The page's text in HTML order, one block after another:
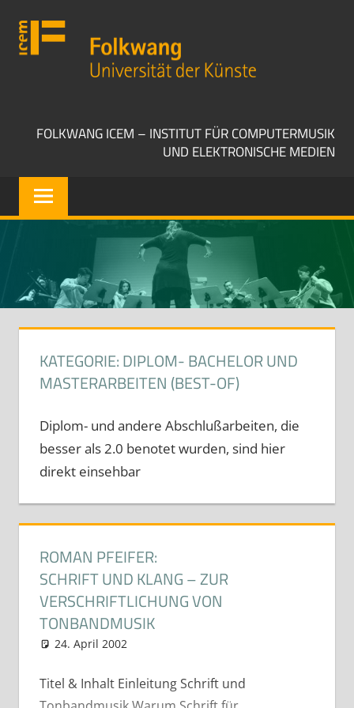
Inhalt
springen
FOLKWANG ICEM – INSTITUT FÜR COMPUTERMUSIK
UND ELEKTRONISCHE MEDIEN
Folkwang
Universität
KATEGORIE:DIPLOM- BACHELOR UND
MASTERARBEITEN (BEST-OF)
Diplom- und andere Abschlußarbeiten, die
besser als 2.0 benotet wurden, sind hier
direkt einsehbar
ROMAN PFEIFER:
SCHRIFT UND KLANG – ZUR
VERSCHRIFTLICHUNG VON
TONBANDMUSIK
24. April 2002
Titel & Inhalt Einleitung Schrift und